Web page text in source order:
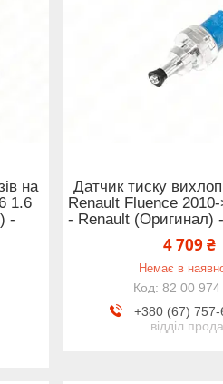
на
1.6
-
Датчик тиску
Renault Fluence
- Renault (Оригинал)
4 709 ₴
Немає в
82 00 974
+380 (67)
відділ